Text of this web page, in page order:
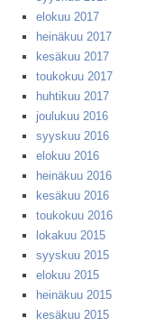
elokuu 2017
heinäkuu 2017
kesäkuu 2017
toukokuu 2017
huhtikuu 2017
joulukuu 2016
syyskuu 2016
elokuu 2016
heinäkuu 2016
kesäkuu 2016
toukokuu 2016
lokakuu 2015
syyskuu 2015
elokuu 2015
heinäkuu 2015
kesäkuu 2015